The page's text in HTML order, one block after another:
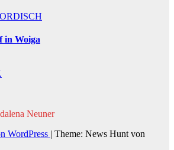
in Woiga
Neuner
WordPress | Theme: News Hunt von